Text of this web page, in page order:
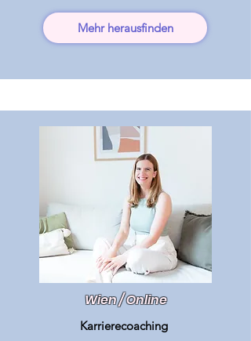
Mehr herausfinden
Wien / Online
Karrierecoaching